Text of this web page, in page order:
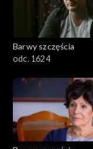
Barwy szczęścia
odc. 1624